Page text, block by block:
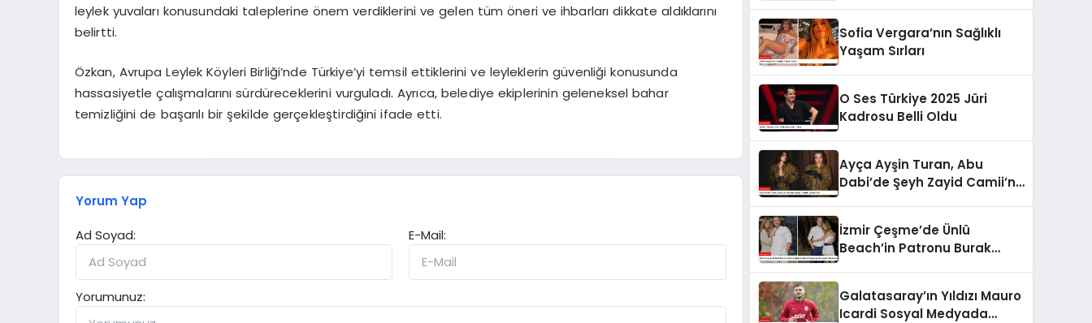
leylek yuvaları konusundaki taleplerine önem verdiklerini ve gelen tüm öneri ve ihbarları dikkate aldıklarını
belirtti.
Özkan, Avrupa Leylek Köyleri Birliği’nde Türkiye’yi temsil ettiklerini ve leyleklerin güvenliği konusunda
hassasiyetle çalışmalarını sürdüreceklerini vurguladı. Ayrıca, belediye ekiplerinin geleneksel bahar
temizliğini de başarılı bir şekilde gerçekleştirdiğini ifade etti.
Yorum Yap
Ad Soyad:
E-Mail:
Yorumunuz:
Sofia Vergara’nın Sağlıklı
Yaşam Sırları
O Ses Türkiye 2025 Jüri
Kadrosu Belli Oldu
Ayça Ayşin Turan, Abu
Dabi’de Şeyh Zayid Camii’ni
İzmir Çeşme’de Ünlü
Beach’in Patronu Burak
Galatasaray’ın Yıldızı Mauro
Icardi Sosyal Medyada